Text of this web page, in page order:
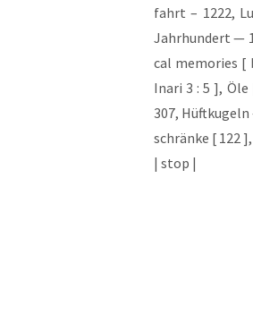
fahrt – 1222,
Jahr­hun­dert —
cal memo­ries [
Ina­ri 3 : 5 ],
307, Hüft­ku­geln
schrän­ke [ 122
| stop |